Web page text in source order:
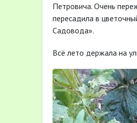
Петровича. Очень
пересадила в
Садовода».
Всё лето держала на